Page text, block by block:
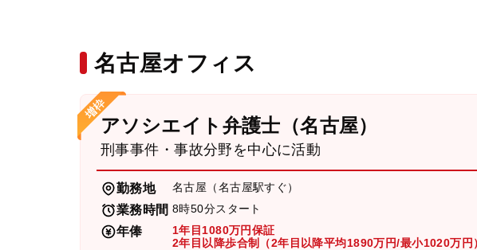
名古屋オフィス
アソシエイト弁護士（名古屋）
刑事事件・事故分野を中心に活動
勤務地 名古屋（名古屋駅すぐ）
業務時間 8時50分スタート
年俸
1年目1080万円保証
2年目以降歩合制（2年目以降平均1890万円/最小1020万円